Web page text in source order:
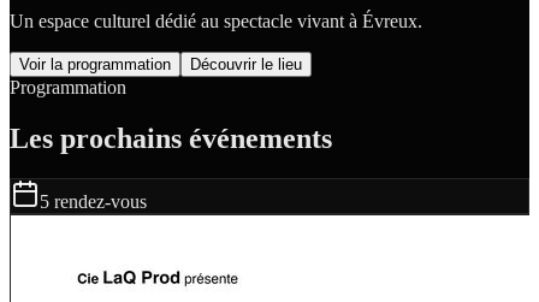
Un espace culturel dédié au spectacle vivant à Évreux.
Voir la programmation Découvrir le lieu
Programmation
Les prochains événements
5 rendez-vous